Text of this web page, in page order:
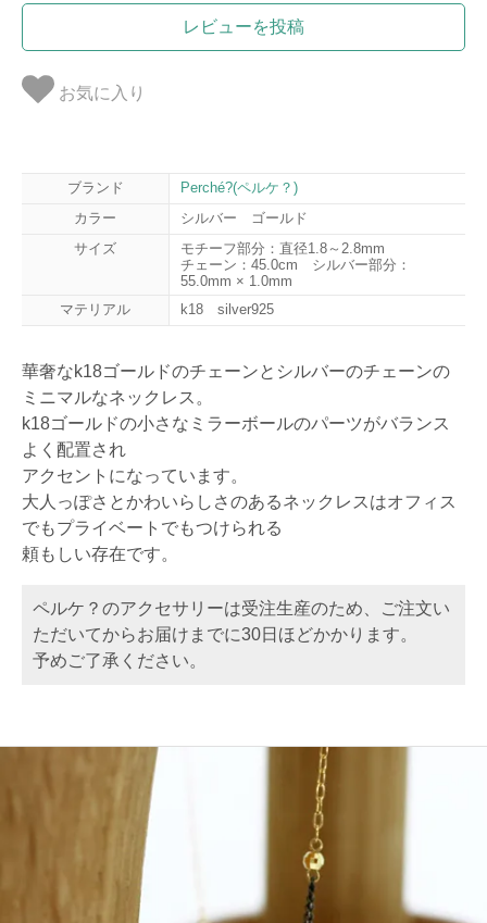
レビューを投稿
お気に入り
ブランド
Perché?(ペルケ？)
カラー
シルバー ゴールド
サイズ
モチーフ部分：直径1.8～2.8mm
チェーン：45.0cm シルバー部分：
55.0mm × 1.0mm
マテリアル
k18 silver925
華奢なk18ゴールドのチェーンとシルバーのチェーンの
ミニマルなネックレス。
k18ゴールドの小さなミラーボールのパーツがバランス
よく配置され
アクセントになっています。
大人っぽさとかわいらしさのあるネックレスはオフィス
でもプライベートでもつけられる
頼もしい存在です。
ペルケ？のアクセサリーは受注生産のため、ご注文い
ただいてからお届けまでに30日ほどかかります。
予めご了承ください。